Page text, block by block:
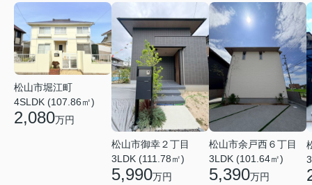
松山市堀江町
4SLDK (107.86㎡)
2,080万円
松山市御幸２丁目
3LDK (111.78㎡)
5,990万円
松山市余戸西６丁目
3LDK (101.64㎡)
5,390万円